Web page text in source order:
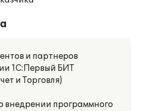
и партнеров
1С:Первый БИТ
и Торговля)
внедрении программного